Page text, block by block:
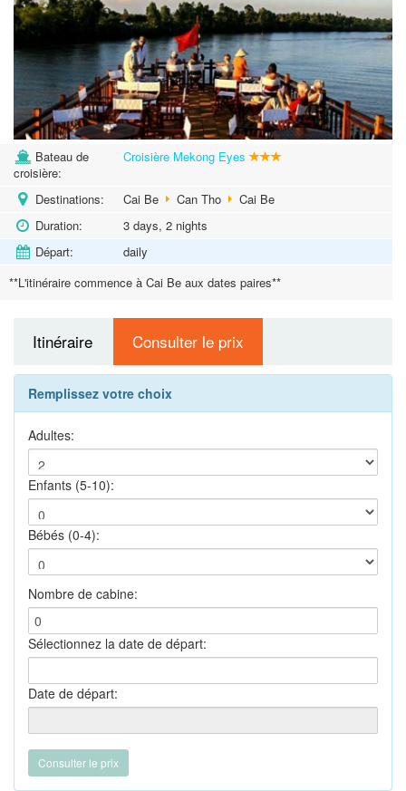
Bateau de
croisière:
Croisière Mekong Eyes
Destinations: Cai Be Can Tho
Cai Be
Duration:
3 days, 2 nights
Départ:
daily
**L'itinéraire commence à Cai Be aux dates paires**
Itinéraire Consulter le prix
Remplissez votre choix
Adultes:
Enfants (5-10):
Bébés (0-4):
Nombre de cabine:
Sélectionnez la date de départ:
Date de départ: